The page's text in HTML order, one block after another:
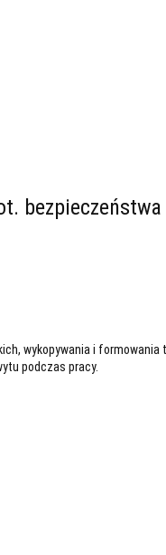
bezpieczeństwa
wykopywania i
podczas pracy.